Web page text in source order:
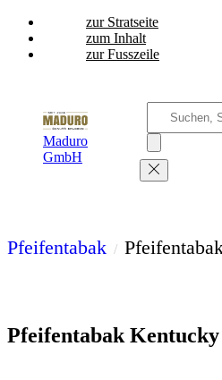
zur Stratseite
zum Inhalt
zur Fusszeile
Maduro
GmbH
Pfeifentabak
Pfeifentabak